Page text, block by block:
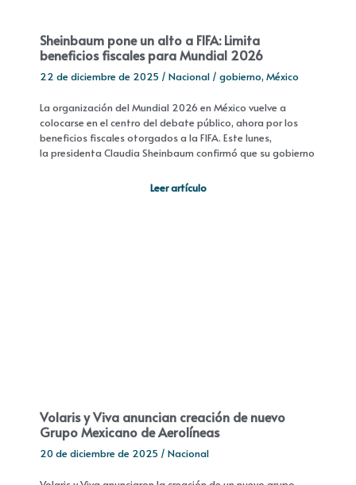
Sheinbaum pone un alto a FIFA: Limita
beneficios fiscales para Mundial 2026
22 de diciembre de 2025 / Nacional / gobierno, México
La organización del Mundial 2026 en México vuelve a
colocarse en el centro del debate público, ahora por los
beneficios fiscales otorgados a la FIFA. Este lunes,
la presidenta Claudia Sheinbaum confirmó que su gobierno
Leer artículo
Volaris y Viva anuncian creación de nuevo
Grupo Mexicano de Aerolíneas
20 de diciembre de 2025 / Nacional